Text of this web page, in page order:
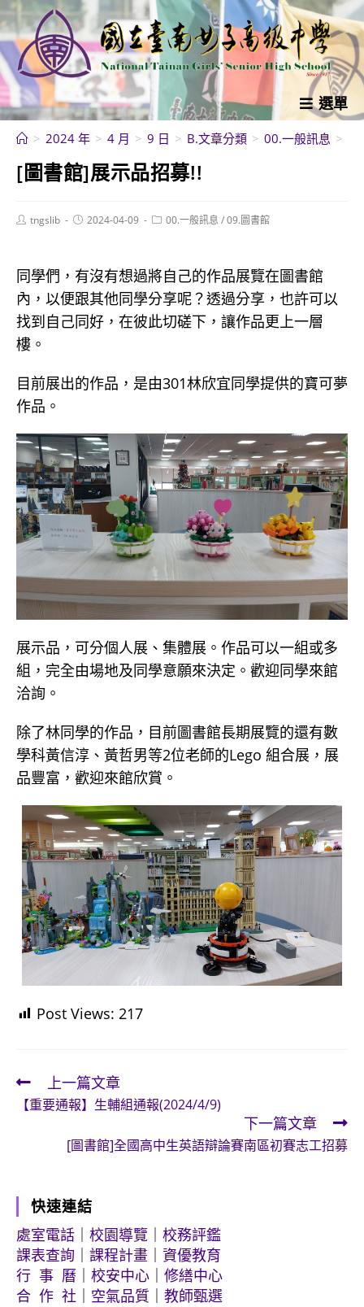
跳
轉
至
主
要
內
選單
> 2024 年 > 4 月 > 9 日 > B.文章分類 > 00.一般訊息 >
[圖書館]展示品招募!!
Posttngslib
Post2024-04-09
Post00.一般訊息 /09.圖書館
同學們，有沒有想過將自己的作品展覽在圖書館
內，以便跟其他同學分享呢？透過分享，也許可以
找到自己同好，在彼此切磋下，讓作品更上一層
樓。
目前展出的作品，是由301林欣宜同學提供的寶可夢
作品。
展示品，可分個人展、集體展。作品可以一組或多
組，完全由場地及同學意願來決定。歡迎同學來館
洽詢。
除了林同學的作品，目前圖書館長期展覽的還有數
學科黃信淳、黃哲男等2位老師的Lego 組合展，展
品豐富，歡迎來館欣賞。
Post Views: 217
Read
more
articles
上一篇文章
【重要通報】生輔組通報(2024/4/9)
下一篇文章
[圖書館]全國高中生英語辯論賽南區初賽志工招募
快速連結
處室電話
校園導覽
校務評鑑
課表查詢
課程計畫
資優教育
行 事 曆
校安中心
修繕中心
合 作 社
空氣品質 教師甄選